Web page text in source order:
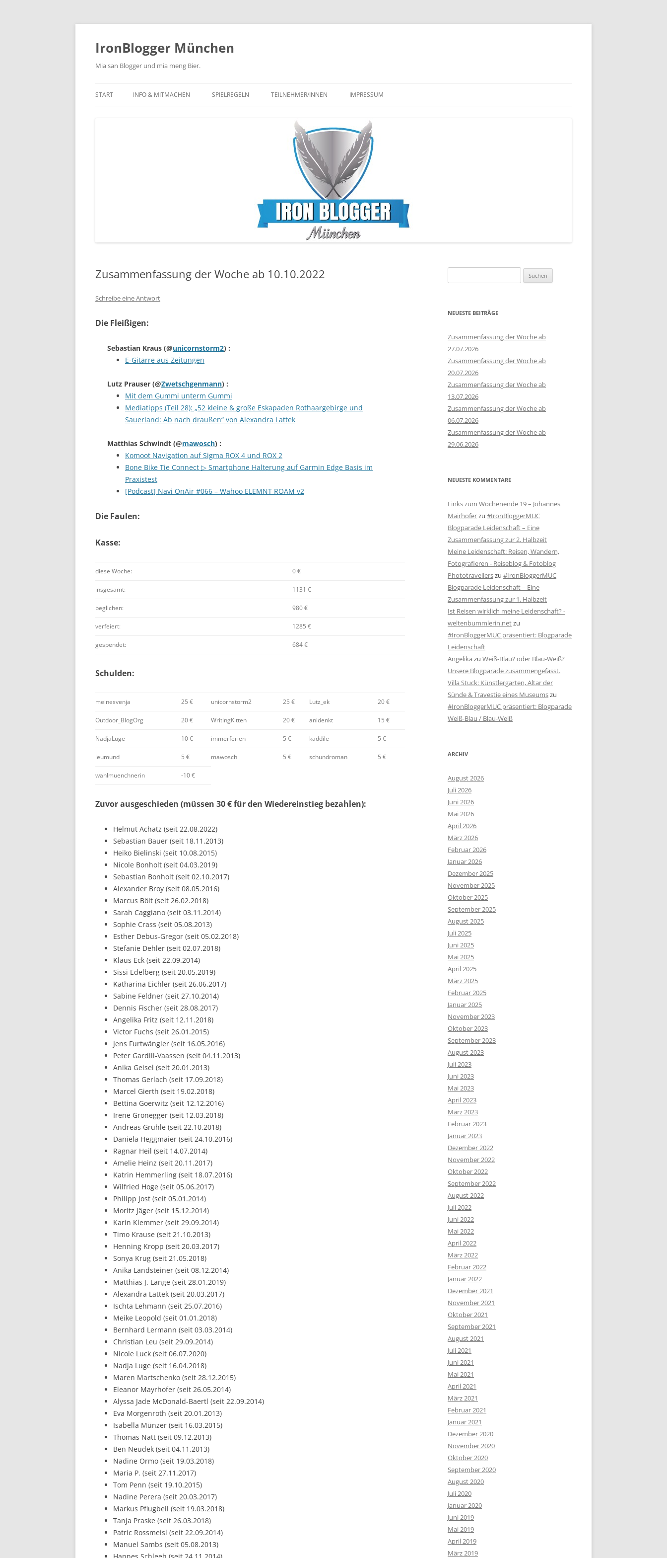
Zum
IronBlogger München
Mia san Blogger und mia meng Bier.
START INFO & MITMACHEN SPIELREGELN TEILNEHMER/INNEN IMPRESSUM
Zusammenfassung der Woche ab 10.10.2022
Schreibe eine Antwort
Die Fleißigen:
Sebastian Kraus (@unicornstorm2) :
E-Gitarre aus Zeitungen
Lutz Prauser (@Zwetschgenmann) :
Mit dem Gummi unterm Gummi
Mediatipps (Teil 28): „52 kleine & große Eskapaden Rothaargebirge und
Sauerland: Ab nach draußen“ von Alexandra Lattek
Matthias Schwindt (@mawosch) :
Komoot Navigation auf Sigma ROX 4 und ROX 2
Bone Bike Tie Connect ▷ Smartphone Halterung auf Garmin Edge Basis im
Praxistest
[Podcast] Navi OnAir #066 – Wahoo ELEMNT ROAM v2
Die Faulen:
Kasse:
diese Woche: 0 €
insgesamt: 1131 €
beglichen: 980 €
verfeiert: 1285 €
gespendet: 684 €
Schulden:
meinesvenja 25 € unicornstorm2 25 € Lutz_ek 20 €
Outdoor_BlogOrg 20 € WritingKitten 20 € anidenkt 15 €
NadjaLuge 10 € immerferien 5 € kaddile 5 €
leumund 5 € mawosch 5 € schundroman 5 €
wahlmuenchnerin -10 €
Zuvor ausgeschieden (müssen 30 € für den Wiedereinstieg bezahlen):
Helmut Achatz (seit 22.08.2022)
Sebastian Bauer (seit 18.11.2013)
Heiko Bielinski (seit 10.08.2015)
Nicole Bonholt (seit 04.03.2019)
Sebastian Bonholt (seit 02.10.2017)
Alexander Broy (seit 08.05.2016)
Marcus Bölt (seit 26.02.2018)
Sarah Caggiano (seit 03.11.2014)
Sophie Crass (seit 05.08.2013)
Esther Debus-Gregor (seit 05.02.2018)
Stefanie Dehler (seit 02.07.2018)
Klaus Eck (seit 22.09.2014)
Sissi Edelberg (seit 20.05.2019)
Katharina Eichler (seit 26.06.2017)
Sabine Feldner (seit 27.10.2014)
Dennis Fischer (seit 28.08.2017)
Angelika Fritz (seit 12.11.2018)
Victor Fuchs (seit 26.01.2015)
Jens Furtwängler (seit 16.05.2016)
Peter Gardill-Vaassen (seit 04.11.2013)
Anika Geisel (seit 20.01.2013)
Thomas Gerlach (seit 17.09.2018)
Marcel Gierth (seit 19.02.2018)
Bettina Goerwitz (seit 12.12.2016)
Irene Gronegger (seit 12.03.2018)
Andreas Gruhle (seit 22.10.2018)
Daniela Heggmaier (seit 24.10.2016)
Ragnar Heil (seit 14.07.2014)
Amelie Heinz (seit 20.11.2017)
Katrin Hemmerling (seit 18.07.2016)
Wilfried Hoge (seit 05.06.2017)
Philipp Jost (seit 05.01.2014)
Moritz Jäger (seit 15.12.2014)
Karin Klemmer (seit 29.09.2014)
Timo Krause (seit 21.10.2013)
Henning Kropp (seit 20.03.2017)
Sonya Krug (seit 21.05.2018)
Anika Landsteiner (seit 08.12.2014)
Matthias J. Lange (seit 28.01.2019)
Alexandra Lattek (seit 20.03.2017)
Ischta Lehmann (seit 25.07.2016)
Meike Leopold (seit 01.01.2018)
Bernhard Lermann (seit 03.03.2014)
Christian Leu (seit 29.09.2014)
Nicole Luck (seit 06.07.2020)
Nadja Luge (seit 16.04.2018)
Maren Martschenko (seit 28.12.2015)
Eleanor Mayrhofer (seit 26.05.2014)
Alyssa Jade McDonald-Baertl (seit 22.09.2014)
Eva Morgenroth (seit 20.01.2013)
Isabella Münzer (seit 16.03.2015)
Thomas Natt (seit 09.12.2013)
Ben Neudek (seit 04.11.2013)
Nadine Ormo (seit 19.03.2018)
Maria P. (seit 27.11.2017)
Tom Penn (seit 19.10.2015)
Nadine Perera (seit 20.03.2017)
Markus Pflugbeil (seit 19.03.2018)
Tanja Praske (seit 26.03.2018)
Patric Rossmeisl (seit 22.09.2014)
Manuel Sambs (seit 05.08.2013)
nach:
NEUESTE BEITRÄGE
Zusammenfassung der Woche ab
27.07.2026
Zusammenfassung der Woche ab
20.07.2026
Zusammenfassung der Woche ab
13.07.2026
Zusammenfassung der Woche ab
06.07.2026
Zusammenfassung der Woche ab
29.06.2026
NEUESTE KOMMENTARE
Links zum Wochenende 19 – Johannes
Mairhoferzu #IronBloggerMUC
Blogparade Leidenschaft – Eine
Zusammenfassung zur 2. Halbzeit
Meine Leidenschaft: Reisen, Wandern,
Fotografieren - Reiseblog & Fotoblog
Phototravellerszu #IronBloggerMUC
Blogparade Leidenschaft – Eine
Zusammenfassung zur 1. Halbzeit
Ist Reisen wirklich meine Leidenschaft? -
weltenbummlerin.netzu
#IronBloggerMUC präsentiert: Blogparade
Leidenschaft
Angelika zu Weiß-Blau? oder Blau-Weiß?
Unsere Blogparade zusammengefasst.
Villa Stuck: Künstlergarten, Altar der
Sünde & Travestie eines Museumszu
#IronBloggerMUC präsentiert: Blogparade
Weiß-Blau / Blau-Weiß
ARCHIV
August 2026
Juli 2026
Juni 2026
Mai 2026
April 2026
März 2026
Februar 2026
Januar 2026
Dezember 2025
November 2025
Oktober 2025
September 2025
August 2025
Juli 2025
Juni 2025
Mai 2025
April 2025
März 2025
Februar 2025
Januar 2025
November 2023
Oktober 2023
September 2023
August 2023
Juli 2023
Juni 2023
Mai 2023
April 2023
März 2023
Februar 2023
Januar 2023
Dezember 2022
November 2022
Oktober 2022
September 2022
August 2022
Juli 2022
Juni 2022
Mai 2022
April 2022
März 2022
Februar 2022
Januar 2022
Dezember 2021
November 2021
Oktober 2021
September 2021
August 2021
Juli 2021
Juni 2021
Mai 2021
April 2021
März 2021
Februar 2021
Januar 2021
Dezember 2020
November 2020
Oktober 2020
September 2020
August 2020
Juli 2020
Januar 2020
Juni 2019
Mai 2019
April 2019
März 2019